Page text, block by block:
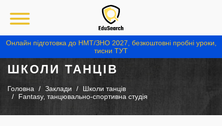
Онлайн підготовка до НМТ/ЗНО 2027, безкоштовні пробні уроки,
тисни ТУТ
ШКОЛИ ТАНЦІВ
Головна Заклади
Школи танців
Fantasy, танцювально-спортивна студія